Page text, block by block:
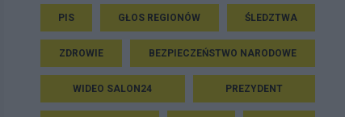
PIS GŁOS REGIONÓW ŚLEDZTWA
ZDROWIE BEZPIECZEŃSTWO NARODOWE
WIDEO SALON24 PREZYDENT